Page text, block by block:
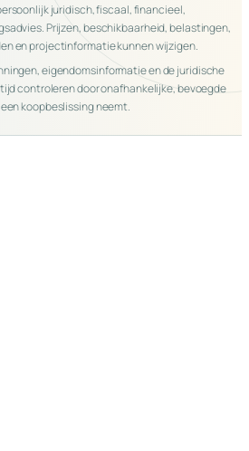
juridisch, fiscaal, financieel,
Prijzen, beschikbaarheid, belastingen,
en projectinformatie kunnen wijzigen.
eigendomsinformatie en de juridische
controleren door onafhankelijke, bevoegde
koopbeslissing neemt.